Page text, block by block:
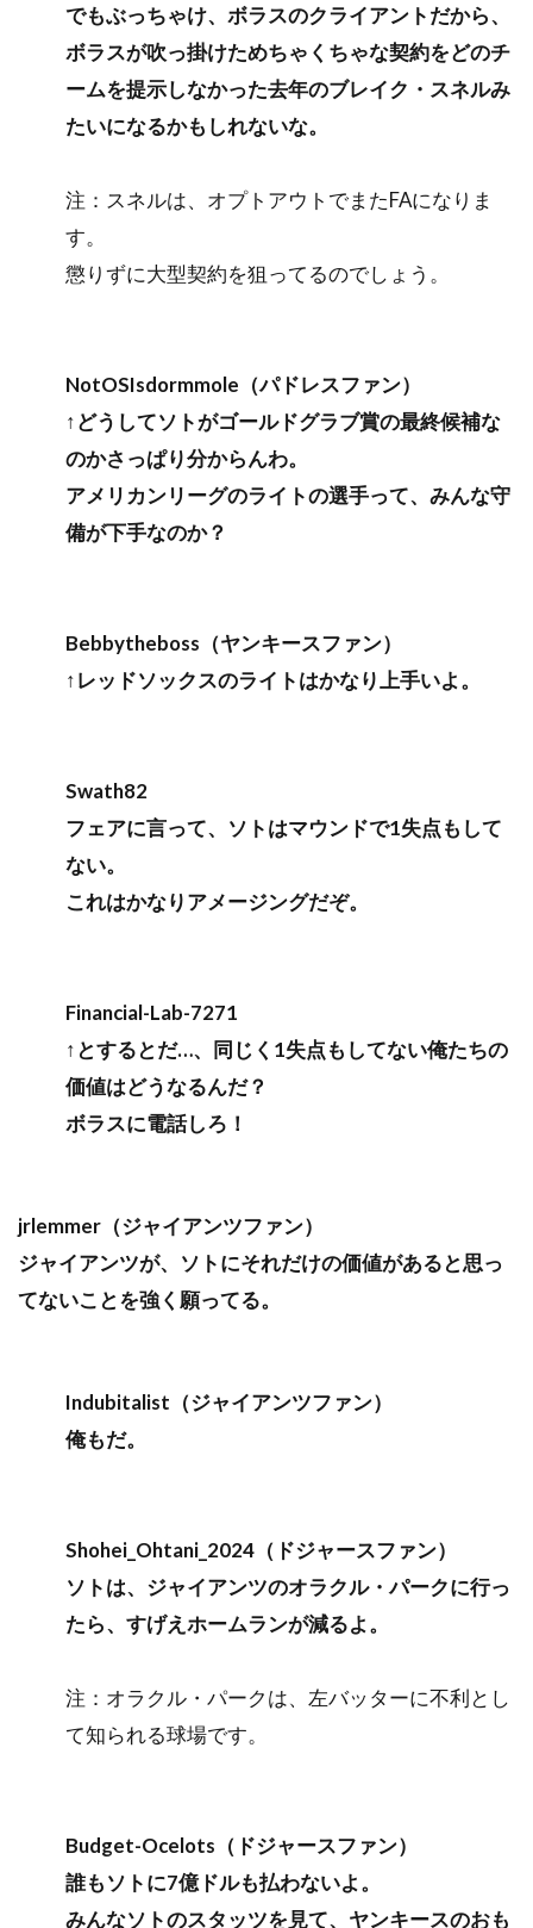
でもぶっちゃけ、ボラスのクライアントだから、
ボラスが吹っ掛けためちゃくちゃな契約をどのチ
ームを提示しなかった去年のブレイク・スネルみ
たいになるかもしれないな。
注：スネルは、オプトアウトでまたFAになりま
す。
懲りずに大型契約を狙ってるのでしょう。
NotOSIsdormmole（パドレスファン）
↑どうしてソトがゴールドグラブ賞の最終候補な
のかさっぱり分からんわ。
アメリカンリーグのライトの選手って、みんな守
備が下手なのか？
Bebbytheboss（ヤンキースファン）
↑レッドソックスのライトはかなり上手いよ。
Swath82
フェアに言って、ソトはマウンドで1失点もして
ない。
これはかなりアメージングだぞ。
Financial-Lab-7271
↑とするとだ…、同じく1失点もしてない俺たちの
価値はどうなるんだ？
ボラスに電話しろ！
jrlemmer（ジャイアンツファン）
ジャイアンツが、ソトにそれだけの価値があると思っ
てないことを強く願ってる。
Indubitalist（ジャイアンツファン）
俺もだ。
Shohei_Ohtani_2024（ドジャースファン）
ソトは、ジャイアンツのオラクル・パークに行っ
たら、すげえホームランが減るよ。
注：オラクル・パークは、左バッターに不利とし
て知られる球場です。
Budget-Ocelots（ドジャースファン）
誰もソトに7億ドルも払わないよ。
みんなソトのスタッツを見て、ヤンキースのおも